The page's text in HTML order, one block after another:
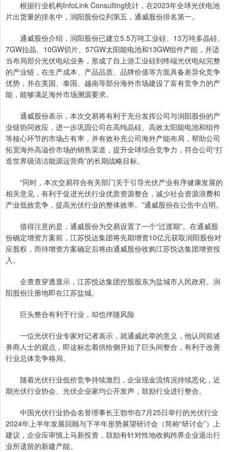
根据行业机构InfoLink Consulting统计，在2023年全球光伏电池
片出货量的排名中，润阳股份位列第五，通威股份排名第一。
通威股份介绍，润阳股份已建立5.5万吨工业硅、13万吨多晶硅、
7GW拉晶、10GW切片、57GW太阳能电池和13GW组件产能，并适
当布局部分光伏电站业务，形成了自上游工业硅到终端光伏电站完整
的产业链，在生产成本、产品品质、品牌价值等方面具备差异化竞争
优势，并在美国、泰国、越南等部分海外市场建设了富有竞争力的产
能，能够满足海外市场溯源要求。
通威股份表示，本次交易将有利于充分发挥公司与润阳股份的产
业链协同效应，进一步巩固公司在高纯晶硅、高效太阳能电池和组件
等核心环节的市场占有率，并有效补充公司海外产能布局，帮助公司
拓宽海外高溢价市场的销售渠道，提升全球综合竞争力，符合公司“打
造世界级清洁能源运营商”的长期战略目标。
“同时，本次交易符合有关部门关于引导光伏产业有序健康发展的
相关意见，有利于促进光伏行业优质资源整合，减少社会资源浪费和
产业低效竞争，提高光伏行业的整体效率。”通威股份在公告中点明。
值得注意的是，通威股份为交易设置了一个“过渡期”。在通威股
份确定增资方案前，江苏悦达集团将先期增资10亿元获取润阳股份对
应股权，而待增资方案确定后将由通威股份收购江苏悦达集团增资投
入。
企查查穿透显示，江苏悦达集团控股股东为盐城市人民政府。润
阳股份注册地即在江苏盐城。
巨头整合有利于行业，却也伴随风险
一位光伏行业专家对记者表示，就通威此举的意义，他认同前述
券商人士的观点，即这标志着供给侧开始了巨头间整合，有利于改善
行业总体竞争格局。
随着光伏行业低价竞争持续激烈，企业现金流情况持续恶化，近
期光伏行业协会、光伏企业家均公开发声，鼓励行业进行整合。
中国光伏行业协会名誉理事长王勃华在7月25日举行的光伏行业
2024年上半年发展回顾与下半年形势展望研讨会（简称“研讨会”）上
建议，企业应审慎上马新投资，鼓励有针对性地收购跨界企业退出行
业所遗留的新建产能。